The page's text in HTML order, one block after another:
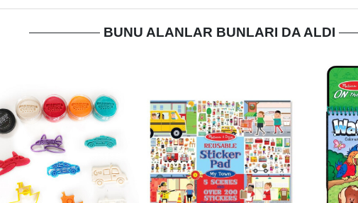
BUNU ALANLAR BUNLARI DA ALDI